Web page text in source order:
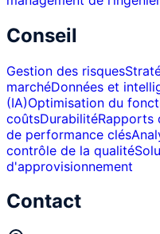
Conseil
Gestion des risques
marchéDonnées et
(IA)Optimisation du
coûtsDurabilitéRapports
de performance clés
contrôle de la qualité
d'approvisionnement
Contact